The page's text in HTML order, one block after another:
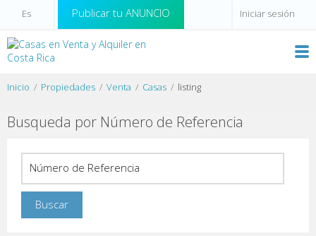
Publicar tu ANUNCIO Iniciar sesión
Inicio Propiedades Venta Casas listing
Busqueda por Número de Referencia